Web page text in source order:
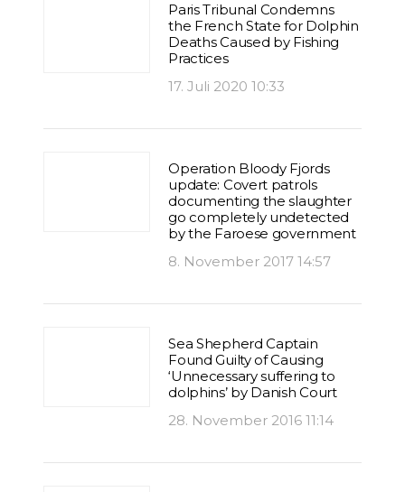
Paris Tribunal Condemns
the French State for Dolphin
Deaths Caused by Fishing
Practices
17. Juli 2020 10:33
Operation Bloody Fjords
update: Covert patrols
documenting the slaughter
go completely undetected
by the Faroese government
8. November 2017 14:57
Sea Shepherd Captain
Found Guilty of Causing
‘Unnecessary suffering to
dolphins’ by Danish Court
28. November 2016 11:14